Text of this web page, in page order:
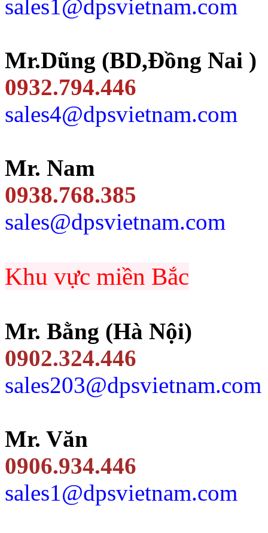
sales1@dpsvietnam.com
Mr.Dũng (BD,Đồng Nai )
0932.794.446
sales4@dpsvietnam.com
Mr. Nam
0938.768.385
sales@dpsvietnam.com
Khu vực miền Bắc
Mr. Bằng (Hà Nội)
0902.324.446
sales203@dpsvietnam.com
Mr. Văn
0906.934.446
sales1@dpsvietnam.com